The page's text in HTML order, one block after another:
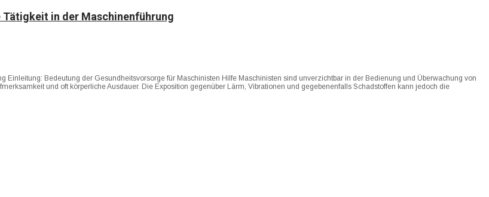
in der Maschinenführung
Bedeutung der Gesundheitsvorsorge für Maschinisten Hilfe Maschinisten sind unverzichtbar in der Bedienung und Überwachung von
und oft körperliche Ausdauer. Die Exposition gegenüber Lärm, Vibrationen und gegebenenfalls Schadstoffen kann jedoch die